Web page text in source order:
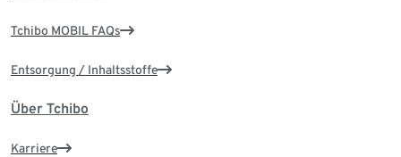
Tchibo MOBIL FAQs
Entsorgung / Inhaltsstoffe
Über Tchibo
Karriere